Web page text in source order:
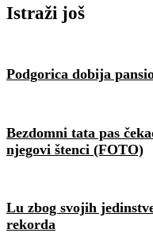
Istraži još
Podgorica dobija
Bezdomni tata pas
njegovi štenci (FOTO)
Lu zbog svojih
rekorda